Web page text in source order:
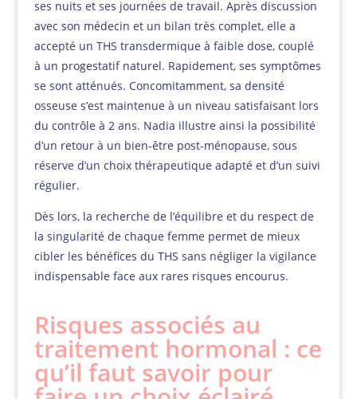
ses nuits et ses journées de travail. Après discussion
avec son médecin et un bilan très complet, elle a
accepté un THS transdermique à faible dose, couplé
à un progestatif naturel. Rapidement, ses symptômes
se sont atténués. Concomitamment, sa densité
osseuse s’est maintenue à un niveau satisfaisant lors
du contrôle à 2 ans. Nadia illustre ainsi la possibilité
d’un retour à un bien-être post-ménopause, sous
réserve d’un choix thérapeutique adapté et d’un suivi
régulier.
Dès lors, la recherche de l’équilibre et du respect de
la singularité de chaque femme permet de mieux
cibler les bénéfices du THS sans négliger la vigilance
indispensable face aux rares risques encourus.
Risques associés au
traitement hormonal : ce
qu’il faut savoir pour